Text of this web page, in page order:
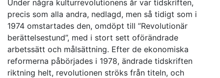
Under några kulturrevolutionens år var tidskriften,
precis som alla andra, nedlagd, men så tidigt som i
1974 omstartades den, omdöpt till ”Revolutionär
berättelsestund”, med i stort sett oförändrade
arbetssätt och målsättning. Efter de ekonomiska
reformerna påbörjades i 1978, ändrade tidskriften
riktning helt, revolutionen ströks från titeln, och